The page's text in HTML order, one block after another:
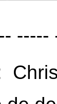
-----